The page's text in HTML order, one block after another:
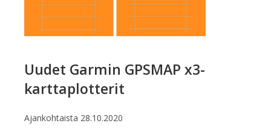
Uudet Garmin GPSMAP x3-
karttaplotterit
Ajankohtaista 28.10.2020